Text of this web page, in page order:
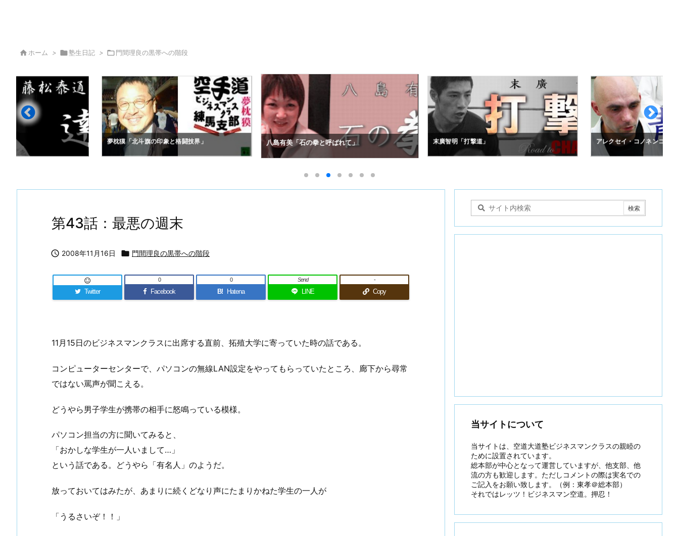
 ホーム > 塾生日記 > 門間理良の黒帯への階段
夢枕獏「北斗旗の印象と格闘技界」 八島有美「石の拳と呼ばれて」 末廣智明「打撃道」 アレクセイ・コノネンコ「
第43話：最悪の週末
 2008年11月16日  門間理良の黒帯への階段
Twitter

Facebook
0
B! Hatena
0
LINE
Send
Copy
-
11月15日のビジネスマンクラスに出席する直前、拓殖大学に寄っていた時の話である。
コンピューターセンターで、パソコンの無線LAN設定をやってもらっていたところ、廊下から尋常
ではない罵声が聞こえる。
どうやら男子学生が携帯の相手に怒鳴っている模様。
パソコン担当の方に聞いてみると、
「おかしな学生が一人いまして…」
という話である。どうやら「有名人」のようだ。
放っておいてはみたが、あまりに続くどなり声にたまりかねた学生の一人が
「うるさいぞ！！」
当サイトについて
当サイトは、空道大道塾ビジネスマンクラスの親睦の
ために設置されています。
総本部が中心となって運営していますが、他支部、他
流の方も歓迎します。ただしコメントの際は実名での
ご記入をお願い致します。（例：東孝＠総本部）
それではレッツ！ビジネスマン空道。押忍！